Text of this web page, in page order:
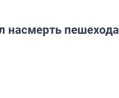
насмерть пешехода